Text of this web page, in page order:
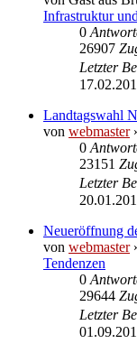
Infrastruktur
0
26907
Letzter
Landtagswahl
von webmaster
0
23151
Letzter
Neueröffnung
von webmaster
Tendenzen
0
29644
Letzter